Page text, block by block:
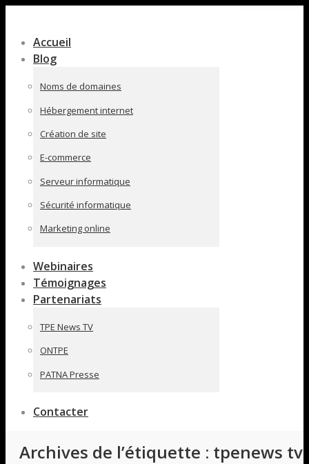
pleine
largeur
Accueil
Blog
Noms de domaines
Hébergement internet
Création de site
E-commerce
Serveur informatique
Sécurité informatique
Marketing online
Webinaires
Témoignages
Partenariats
TPE News TV
ONTPE
PATNA Presse
Contacter
Archives de l’étiquette : tpenews tv